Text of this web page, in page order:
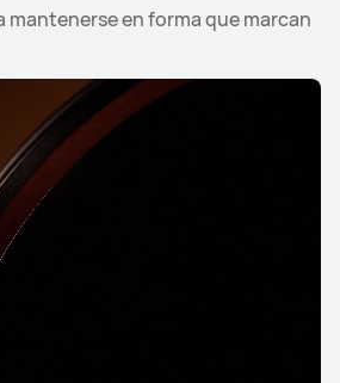
mantenerse en forma que marcan